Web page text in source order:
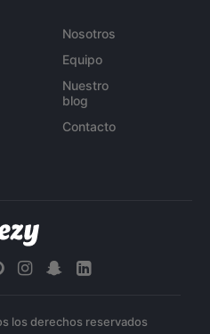
Nosotros
Equipo
Nuestro
blog
Contacto
los derechos reservados